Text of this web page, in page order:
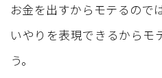
お金を出すからモテるので
いやりを表現できるからモ
う。